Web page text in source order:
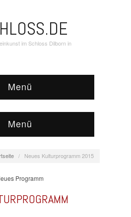
im Schloss Dilborn in
Menü
Menü
/ Neues Kulturprogramm 2015